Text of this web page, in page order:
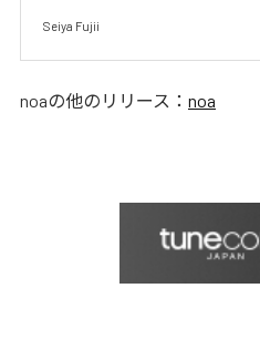
Seiya Fujii
noaの他のリリース： noa